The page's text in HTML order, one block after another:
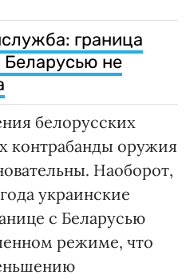
граница
не
белорусских
контрабанды оружия
Наоборот,
украинские
с Беларусью
режиме, что